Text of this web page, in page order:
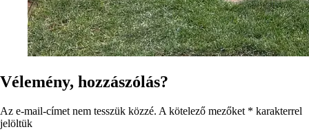
Vélemény, hozzászólás?
Az e-mail-címet nem tesszük közzé. A kötelező mezőket * karakterrel
jelöltük